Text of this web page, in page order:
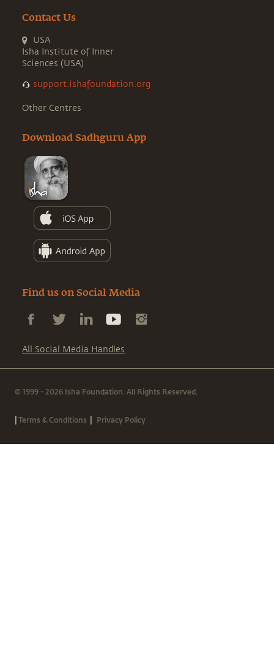
Contact Us
USA
Isha Institute of Inner
Sciences (USA)
support.ishafoundation.org
Other Centres
Download Sadhguru App
Find us on Social Media
All Social Media Handles
© 1999 - 2026 Isha Foundation. All Rights Reserved.
|Terms & Conditions | Privacy Policy